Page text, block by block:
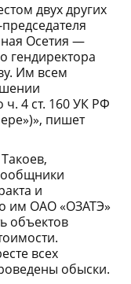
двух других
Осетия —
гендиректора
Им всем
ч. 4 ст. 160 УК РФ
пишет
и
им ОАО «ОЗАТЭ»
объектов
всех
обыски.